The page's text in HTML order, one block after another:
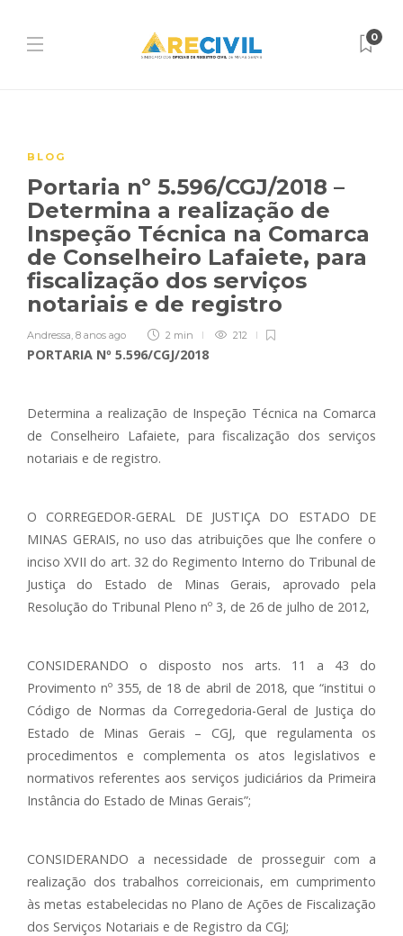
0
BLOG
Portaria nº 5.596/CGJ/2018 –
Determina a realização de
Inspeção Técnica na Comarca
de Conselheiro Lafaiete, para
fiscalização dos serviços
notariais e de registro
Andressa, 8 anos ago 2 min 212
PORTARIA Nº 5.596/CGJ/2018
Determina a realização de Inspeção Técnica na Comarca
de Conselheiro Lafaiete, para fiscalização dos serviços
notariais e de registro.
O CORREGEDOR-GERAL DE JUSTIÇA DO ESTADO DE
MINAS GERAIS, no uso das atribuições que lhe confere o
inciso XVII do art. 32 do Regimento Interno do Tribunal de
Justiça do Estado de Minas Gerais, aprovado pela
Resolução do Tribunal Pleno nº 3, de 26 de julho de 2012,
CONSIDERANDO o disposto nos arts. 11 a 43 do
Provimento nº 355, de 18 de abril de 2018, que “institui o
Código de Normas da Corregedoria-Geral de Justiça do
Estado de Minas Gerais – CGJ, que regulamenta os
procedimentos e complementa os atos legislativos e
normativos referentes aos serviços judiciários da Primeira
Instância do Estado de Minas Gerais”;
CONSIDERANDO a necessidade de prosseguir com a
realização dos trabalhos correicionais, em cumprimento
às metas estabelecidas no Plano de Ações de Fiscalização
dos Serviços Notariais e de Registro da CGJ;